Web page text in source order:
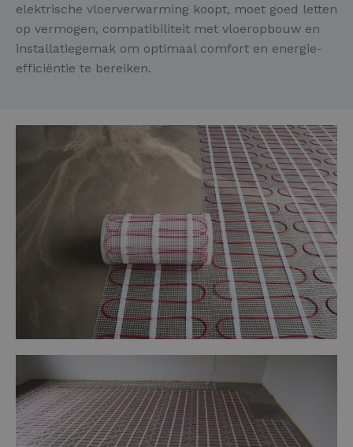
elektrische vloerverwarming koopt, moet goed letten
op vermogen, compatibiliteit met vloeropbouw en
installatiegemak om optimaal comfort en energie-
efficiëntie te bereiken.